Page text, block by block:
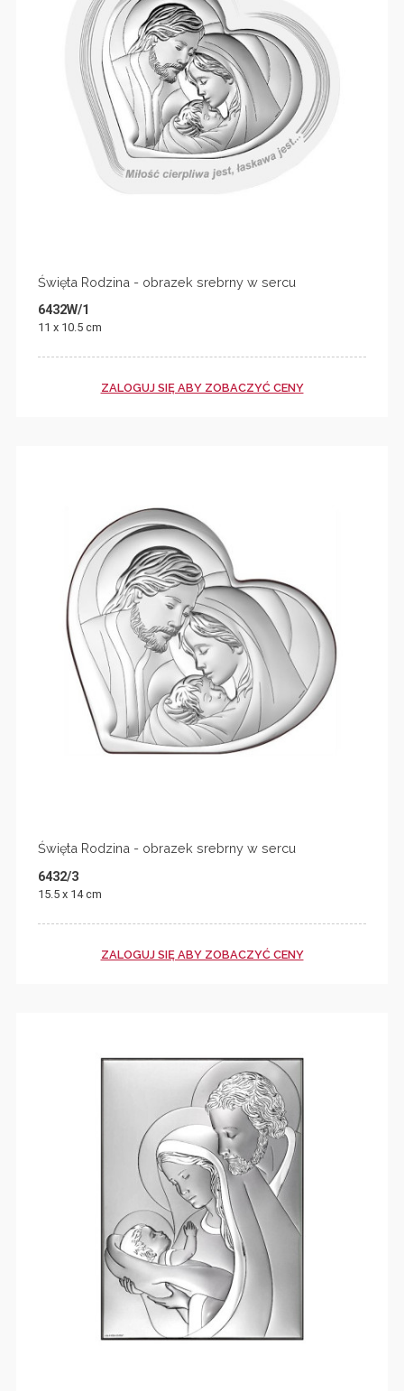
Święta Rodzina - obrazek srebrny w sercu
6432W/1
11 x 10.5 cm
ZALOGUJ SIĘ ABY ZOBACZYĆ CENY
Święta Rodzina - obrazek srebrny w sercu
6432/3
15.5 x 14 cm
ZALOGUJ SIĘ ABY ZOBACZYĆ CENY